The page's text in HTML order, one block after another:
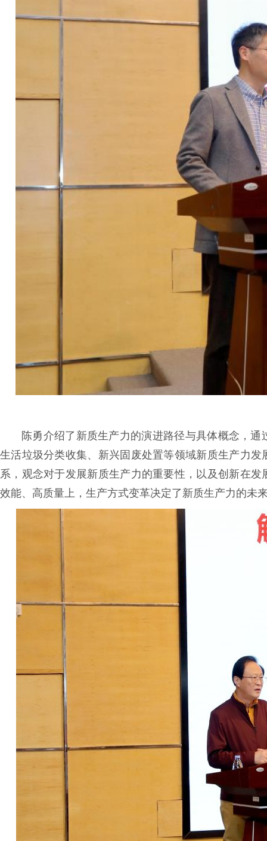
陈勇介绍了新质生产力的演进路径与具体概念，
生活垃圾分类收集、新兴固废处置等领域新质生产力
系，观念对于发展新质生产力的重要性，以及创新在
效能、高质量上，生产方式变革决定了新质生产力的未